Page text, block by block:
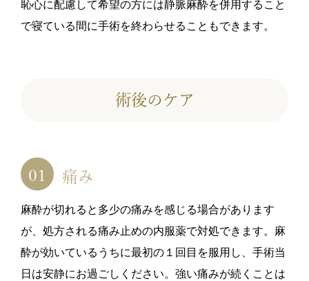
恥心に配慮して希望の方には静脈麻酔を併用すること
で寝ている間に手術を終わらせることもできます。
術後のケア
痛み
麻酔が切れると多少の痛みを感じる場合があります
が、処方される痛み止めの内服薬で対処できます。麻
酔が効いているうちに最初の１回目を服用し、手術当
日は安静にお過ごしください。強い痛みが続くことは